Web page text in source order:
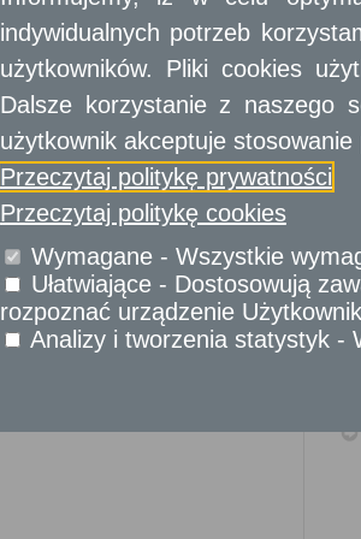
Udostępnianie informacji publicznej
Urząd Stanu Cywilnego
Usługi
Usługidla instytucji,
urzędów
indywidualnych potrzeb
użytkowników. Pliki cookies
Dalsze korzystanie z naszego
użytkownik akceptuje stosowanie
Przeczytaj politykę prywatności
Przeczytaj politykę cookies
Wymagane - Wszystkie
Ułatwiające - Dostosowują
rozpoznać urządzenie
Analizy i tworzenia statystyk -